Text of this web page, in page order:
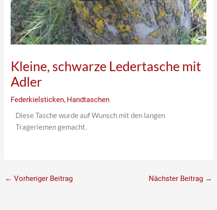
Kleine, schwarze Ledertasche mit
Adler
Federkielsticken, Handtaschen
Diese Tasche wurde auf Wunsch mit den langen
Trageriemen gemacht.
← Vorheriger Beitrag Nächster Beitrag →